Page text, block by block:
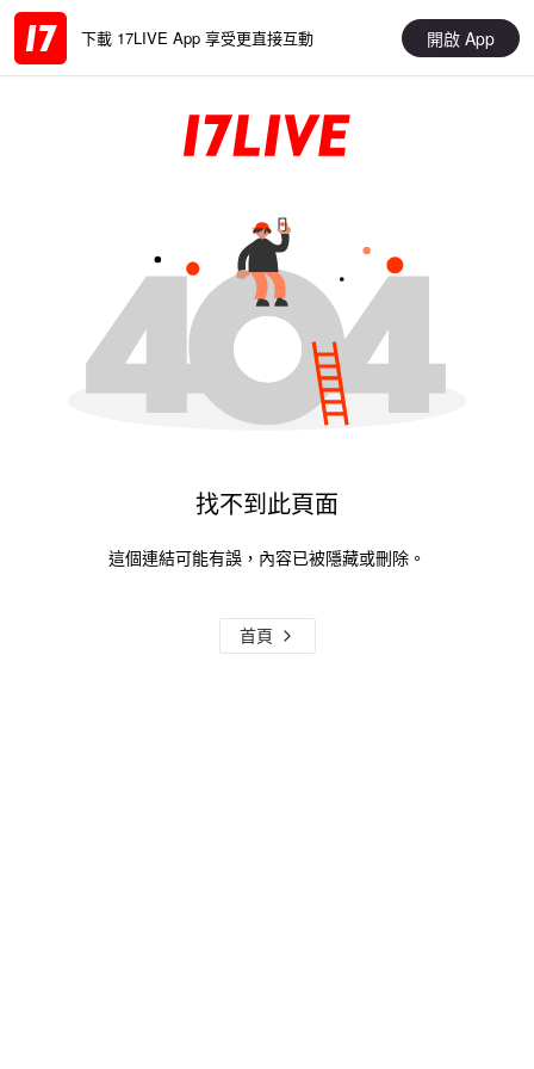
下載 17LIVE App 享受更直接互動 開啟 App
找不到此頁面
這個連結可能有誤，內容已被隱藏或刪除。
首頁